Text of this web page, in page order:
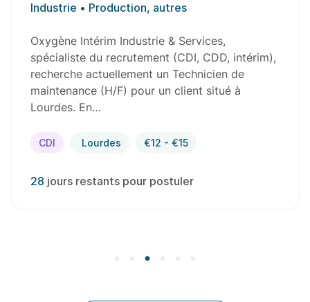
Industrie • Production, autres
Oxygène Intérim Industrie & Services,
spécialiste du recrutement (CDI, CDD, intérim),
recherche actuellement un Technicien de
maintenance (H/F) pour un client situé à
Lourdes. En…
CDI Lourdes €12 - €15
28 jours restants pour postuler